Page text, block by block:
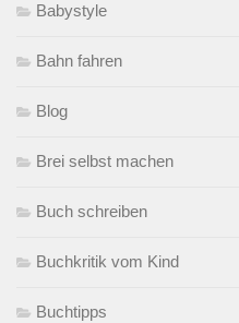
Babystyle
Bahn fahren
Blog
Brei selbst machen
Buch schreiben
Buchkritik vom Kind
Buchtipps